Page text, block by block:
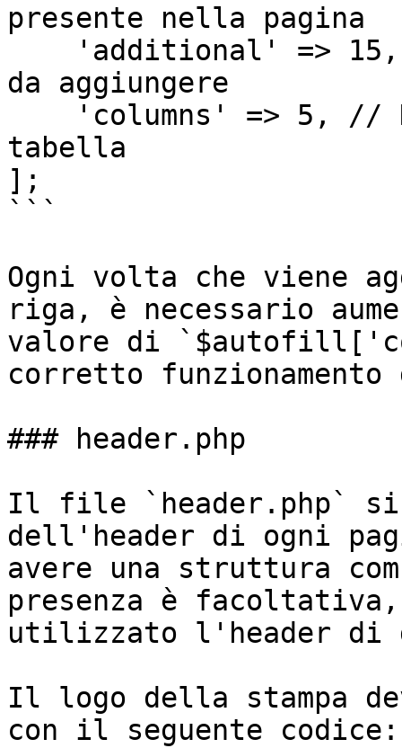
presente nella pagina
da aggiungere
tabella
];
```
Ogni volta che viene
riga, è necessario
valore di
corretto
### header.php
Il file `header.php` si
dell'header di ogni
avere una struttura
presenza è
utilizzato l'header di
Il logo della stampa
con il seguente codice: